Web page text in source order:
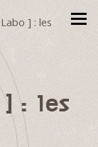
] : les
: les